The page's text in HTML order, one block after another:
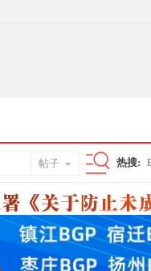
帖子
索
热搜: